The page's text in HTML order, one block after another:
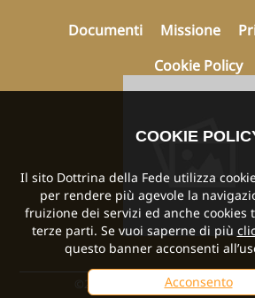
Documenti Missione
Cookie Policy
©2024 2026 Dicastero per la
COOKIE
Il sito Dottrina della Fede utilizza
per rendere più agevole la
fruizione dei servizi ed anche cookies
terze parti. Se vuoi saperne di più
questo banner acconsenti
Acconsento